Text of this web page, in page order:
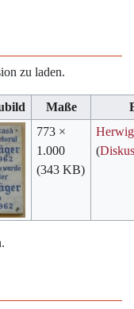
zu laden.
Maße
773 ×
1.000
(343 KB)
Herwig
(